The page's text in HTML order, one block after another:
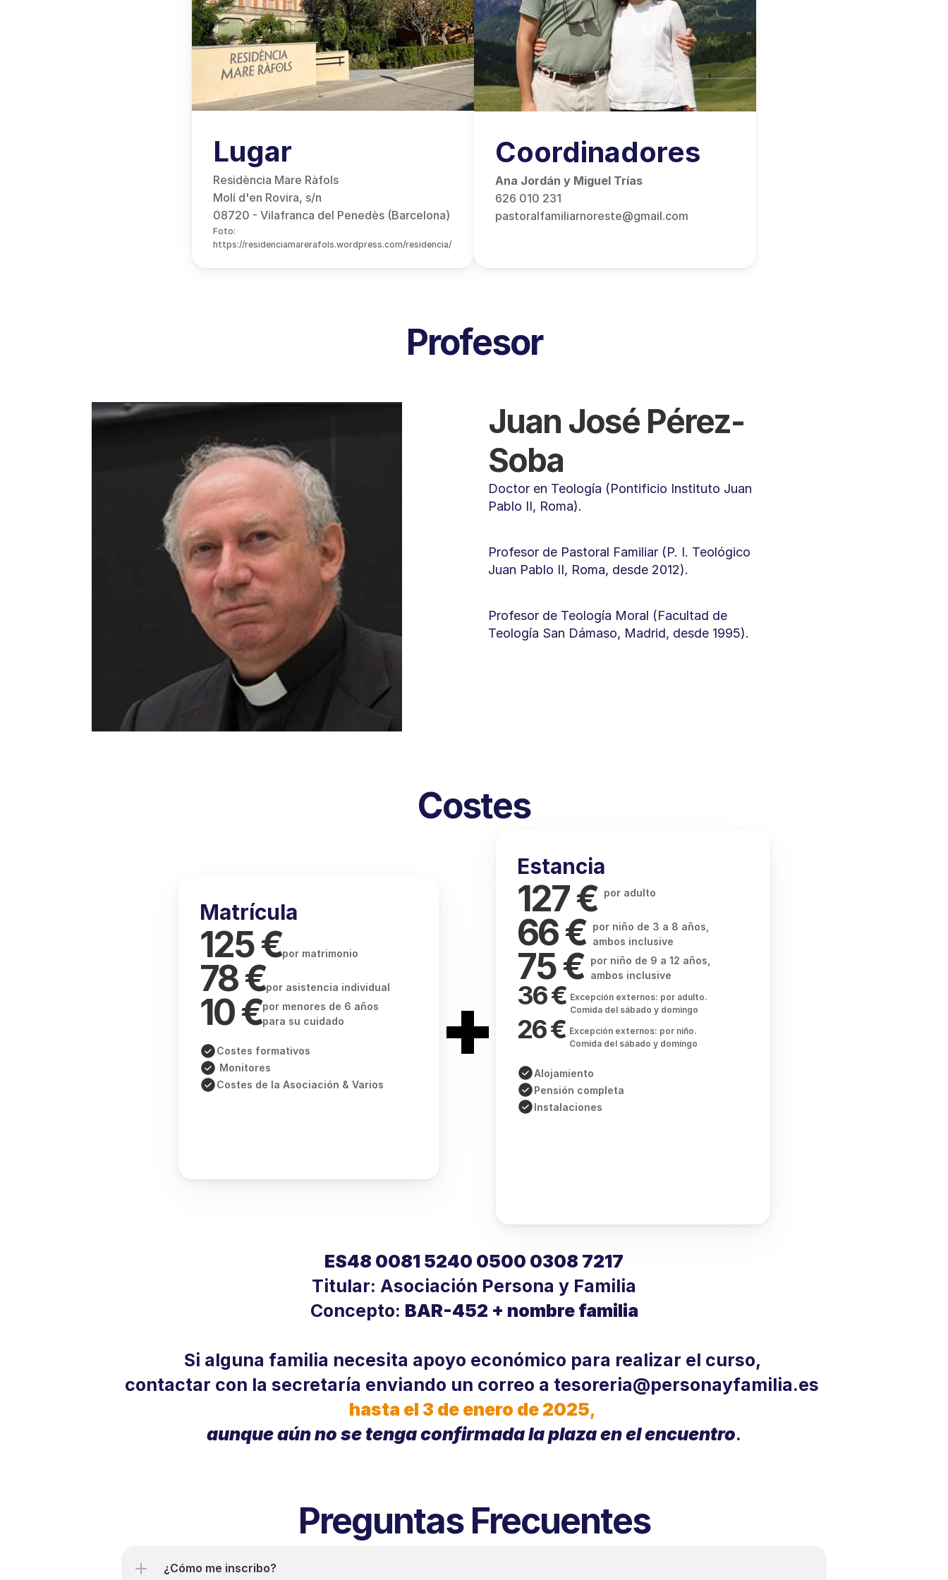
Lugar
Residència Mare Ràfols
Molí d'en Rovira, s/n
08720 - Vilafranca del Penedès (Barcelona)
Foto:
https://residenciamarerafols.wordpress.com/residencia/
Coordinadores
Ana Jordán y Miguel Trías
626 010 231
pastoralfamiliarnoreste@gmail.com
Profesor
Juan José Pérez-
Soba
Doctor en Teología (Pontificio Instituto Juan
Pablo II, Roma).
Profesor de Pastoral Familiar (P. I. Teológico
Juan Pablo II, Roma, desde 2012).
Profesor de Teología Moral (Facultad de
Teología San Dámaso, Madrid, desde 1995).
Costes
Matrícula
125 €por matrimonio
78 €por asistencia individual
10 €por menores de 6 años
para su cuidado
Costes formativos
Monitores
Costes de la Asociación & Varios
+
Estancia
127 € por adulto
66 € por niño de 3 a 8 años,
ambos inclusive
75 € por niño de 9 a 12 años,
ambos inclusive
36 € Excepción externos: por adulto.
Comida del sábado y domingo
26 € Excepción externos: por niño.
Comida del sábado y domingo
Alojamiento
Pensión completa
Instalaciones
ES48 0081 5240 0500 0308 7217
Titular: Asociación Persona y Familia
Concepto: BAR-452 + nombre familia
Si alguna familia necesita apoyo económico para realizar el curso,
contactar con la secretaría enviando un correo a tesoreria@personayfamilia.es
hasta el 3 de enero de 2025,
aunque aún no se tenga confirmada la plaza en el encuentro.
Preguntas Frecuentes
¿Cómo me inscribo?